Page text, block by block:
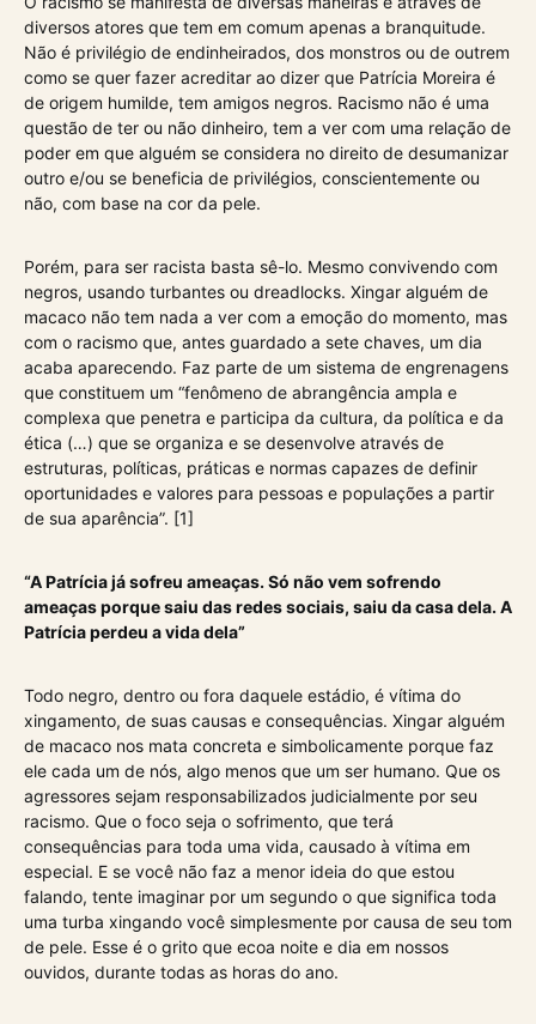
diversos atores que tem em comum apenas a branquitude.
Não é privilégio de endinheirados, dos monstros ou de outrem
como se quer fazer acreditar ao dizer que Patrícia Moreira é
de origem humilde, tem amigos negros. Racismo não é uma
questão de ter ou não dinheiro, tem a ver com uma relação de
poder em que alguém se considera no direito de desumanizar
outro e/ou se beneficia de privilégios, conscientemente ou
não, com base na cor da pele.
Porém, para ser racista basta sê-lo. Mesmo convivendo com
negros, usando turbantes ou dreadlocks. Xingar alguém de
macaco não tem nada a ver com a emoção do momento, mas
com o racismo que, antes guardado a sete chaves, um dia
acaba aparecendo. Faz parte de um sistema de engrenagens
que constituem um “fenômeno de abrangência ampla e
complexa que penetra e participa da cultura, da política e da
ética (…) que se organiza e se desenvolve através de
estruturas, políticas, práticas e normas capazes de definir
oportunidades e valores para pessoas e populações a partir
de sua aparência”. [1]
“A Patrícia já sofreu ameaças. Só não vem sofrendo
ameaças porque saiu das redes sociais, saiu da casa dela. A
Patrícia perdeu a vida dela”
Todo negro, dentro ou fora daquele estádio, é vítima do
xingamento, de suas causas e consequências. Xingar alguém
de macaco nos mata concreta e simbolicamente porque faz
ele cada um de nós, algo menos que um ser humano. Que os
agressores sejam responsabilizados judicialmente por seu
racismo. Que o foco seja o sofrimento, que terá
consequências para toda uma vida, causado à vítima em
especial. E se você não faz a menor ideia do que estou
falando, tente imaginar por um segundo o que significa toda
uma turba xingando você simplesmente por causa de seu tom
de pele. Esse é o grito que ecoa noite e dia em nossos
ouvidos, durante todas as horas do ano.